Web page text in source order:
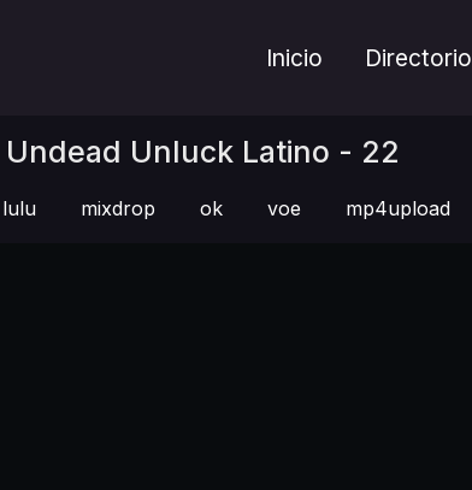
Inicio Directorio
Undead Unluck Latino - 22
lulu mixdrop ok voe mp4upload